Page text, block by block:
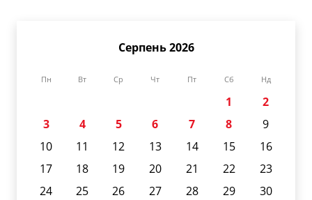
Серпень 2026
Пн Вт Ср Чт Пт Сб Нд
1
2
3
4 5 6 7 8
9
10
11 12 13 14 15
16
17
18 19 20 21 22
23
24
25 26 27 28 29
30